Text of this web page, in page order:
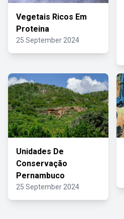
Vegetais Ricos Em
Proteina
25 September 2024
Unidades De
Conservação
Pernambuco
25 September 2024